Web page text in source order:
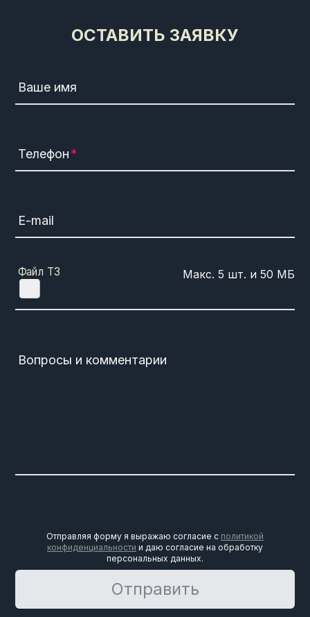
ОСТАВИТЬ ЗАЯВКУ
Ваше имя
Телефон
E-mail
Файл ТЗ
Вопросы и комментарии
Отправляя форму я выражаю согласие с политикой
конфиденциальности и даю согласие на обработку
персональных данных.
Отправить